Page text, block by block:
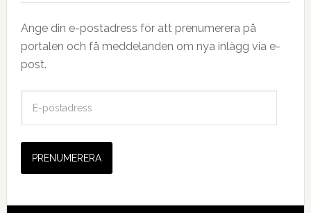
Ange din e-postadress för att prenumerera på
portalen och få meddelanden om nya inlägg via e-
post.
s
a